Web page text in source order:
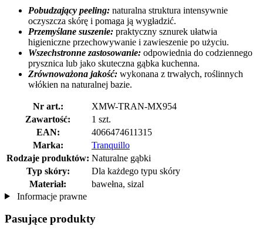
Pobudzający peeling: naturalna struktura intensywnie
oczyszcza skórę i pomaga ją wygładzić.
Przemyślane suszenie: praktyczny sznurek ułatwia
higieniczne przechowywanie i zawieszenie po użyciu.
Wszechstronne zastosowanie: odpowiednia do codziennego
prysznica lub jako skuteczna gąbka kuchenna.
Zrównoważona jakość: wykonana z trwałych, roślinnych
włókien na naturalnej bazie.
Nr art.:
XMW-TRAN-MX954
Zawartość:
1 szt.
EAN:
4066474611315
Marka:
Tranquillo
Rodzaje produktów: Naturalne gąbki
Typ skóry:
Dla każdego typu skóry
Materiał:
bawełna, sizal
Informacje prawne
Pasujące produkty